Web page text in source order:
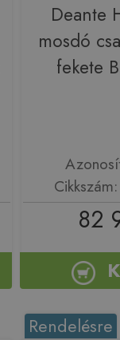
Deante
mosdó
fekete
82
Rendelésre